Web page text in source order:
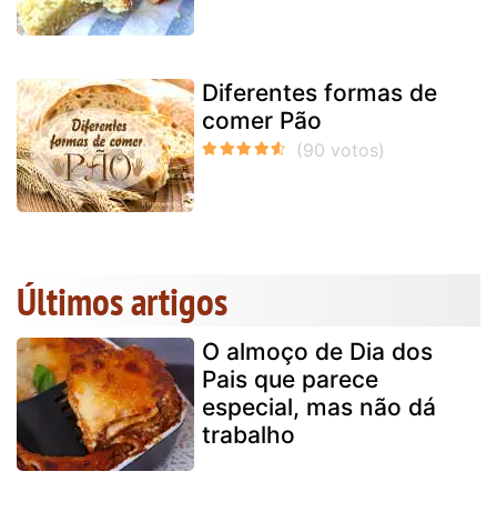
Diferentes formas de
comer Pão
Últimos artigos
O almoço de Dia dos
Pais que parece
especial, mas não dá
trabalho